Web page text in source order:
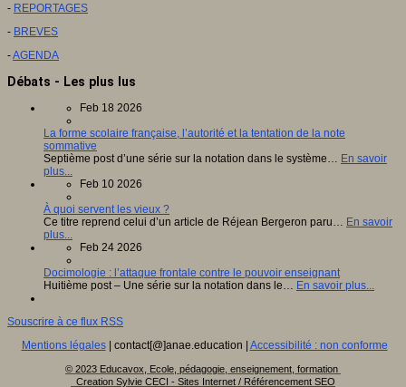
- REPORTAGES
- BREVES
-AGENDA
Débats - Les plus lus
Feb 18 2026
La forme scolaire française, l’autorité et la tentation de la note
sommative
Septième post d’une série sur la notation dans le système… En savoir
plus...
Feb 10 2026
À quoi servent les vieux ?
Ce titre reprend celui d’un article de Réjean Bergeron paru… En savoir
plus...
Feb 24 2026
Docimologie : l’attaque frontale contre le pouvoir enseignant
Huitième post – Une série sur la notation dans le… En savoir plus...
Souscrire à ce flux RSS
Mentions légales| contact[@]anae.education | Accessibilité : non conforme
© 2023 Educavox, Ecole, pédagogie, enseignement, formation
Creation Sylvie CECI - Sites Internet / Référencement SEO